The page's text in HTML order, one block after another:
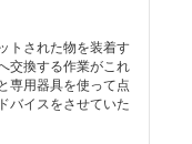
トされた物を装着す
交換する作業がこれ
専用器具を使って点
バイスをさせていた